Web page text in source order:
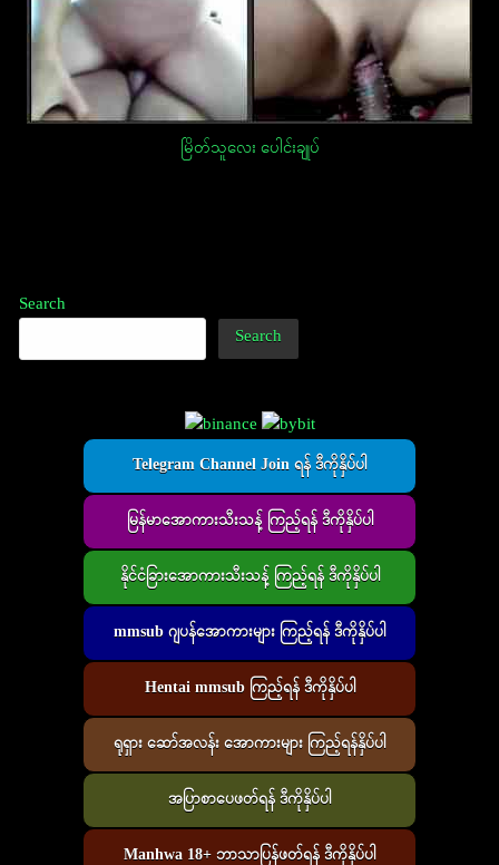
မြိတ်သူလေး ပေါင်းချုပ်
Search
Search
Telegram Channel Join ရန် ဒီကိုနှိပ်ပါ
မြန်မာအောကားသီးသန့် ကြည့်ရန် ဒီကိုနှိပ်ပါ
နိုင်ငံခြားအောကားသီးသန့် ကြည့်ရန် ဒီကိုနှိပ်ပါ
mmsub ဂျပန်အောကားများ ကြည့်ရန် ဒီကိုနှိပ်ပါ
Hentai mmsub ကြည့်ရန် ဒီကိုနှိပ်ပါ
ရုရှား ဆော်အလန်း အောကားများ ကြည့်ရန်နှိပ်ပါ
အပြာစာပေဖတ်ရန် ဒီကိုနှိပ်ပါ
Manhwa 18+ ဘာသာပြန်ဖတ်ရန် ဒီကိုနှိပ်ပါ